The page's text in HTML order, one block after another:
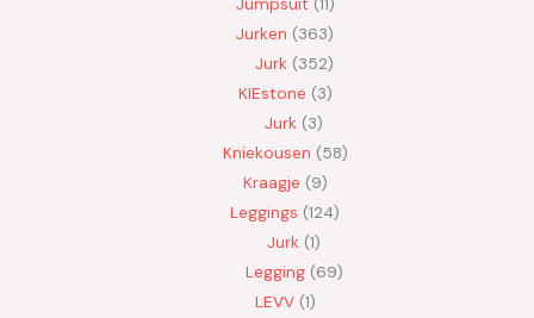
Jurken 363
Jurk 352
KIEstone 3
Jurk 3
Kniekousen 58
Kraagje 9
Leggings 124
Jurk 1
Legging 69
LEVV 1